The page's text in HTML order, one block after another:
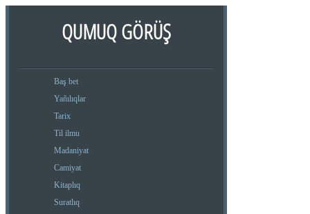
QUMUQ GÖRÜŞ
Baş bet
Yañılıqlar
Tarix
Til ilmu
Madaniyat
Camiyat
Kitaplıq
Suratlıq